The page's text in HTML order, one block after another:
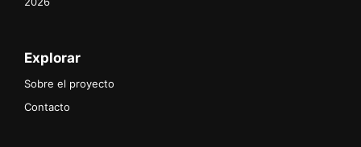
Explorar
Sobre el proyecto
Contacto